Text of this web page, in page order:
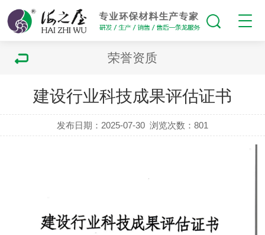
荣誉资质
建设行业科技成果评估证书
发布日期：2025-07-30 浏览次数：801